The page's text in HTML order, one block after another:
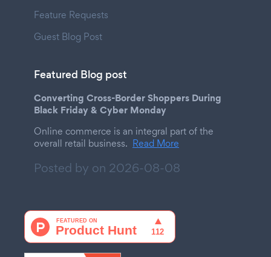
Feature Requests
Guest Blog Post
Featured Blog post
Converting Cross-Border Shoppers During
Black Friday & Cyber Monday
Online commerce is an integral part of the
overall retail business. Read More
Posted by on 2026-08-08